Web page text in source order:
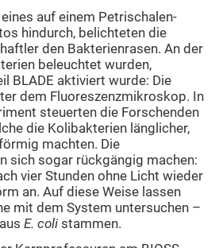
auf einem Petrischalen-
hindurch, belichteten die
den Bakterienrasen. An der
beleuchtet wurden,
BLADE aktiviert wurde: Die
dem Fluoreszenzmikroskop. In
steuerten die Forschenden
die Kolibakterien länglicher,
machten. Die
sich sogar rückgängig machen:
vier Stunden ohne Licht wieder
an. Auf diese Weise lassen
mit dem System untersuchen –
E. coli stammen.